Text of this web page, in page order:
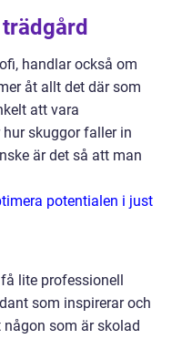
handlar också om
åt allt det där som
att vara
skuggor faller in
är det så att man
potentialen i just
lite professionell
som inspirerar och
som är skolad